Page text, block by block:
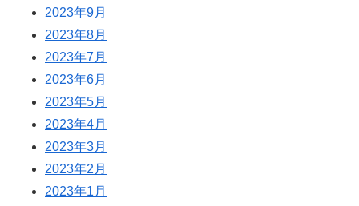
2023年9月
2023年8月
2023年7月
2023年6月
2023年5月
2023年4月
2023年3月
2023年2月
2023年1月